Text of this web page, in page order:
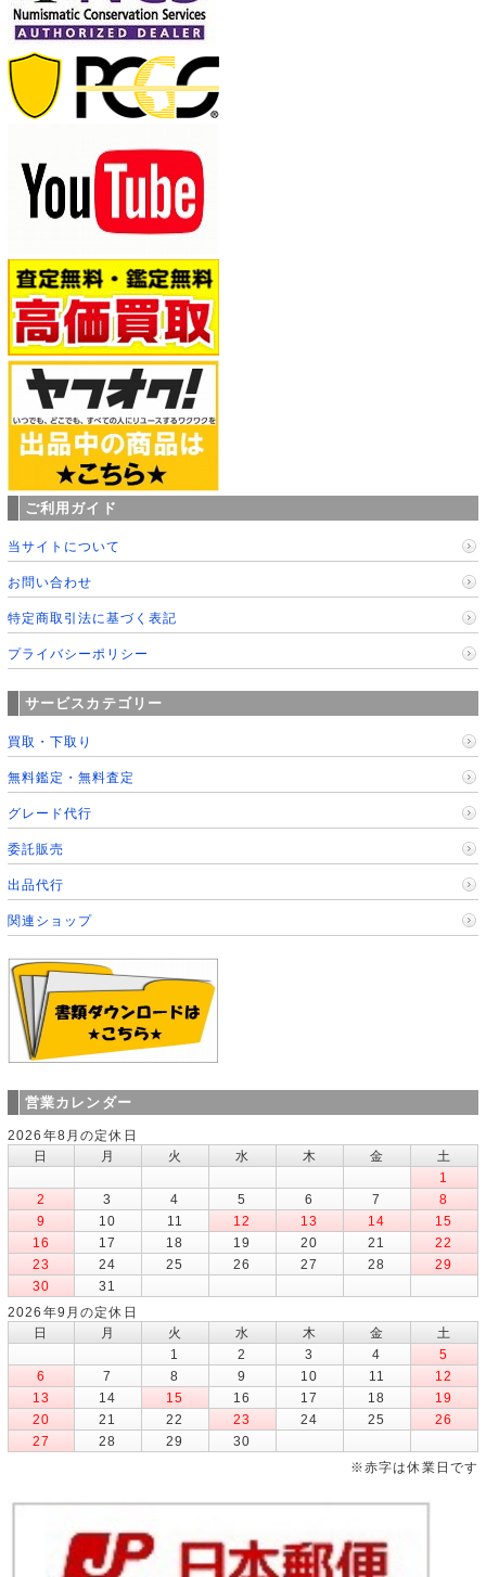
ご利用ガイド
当サイトについて
お問い合わせ
特定商取引法に基づく表記
プライバシーポリシー
サービスカテゴリー
買取・下取り
無料鑑定・無料査定
グレード代行
委託販売
出品代行
関連ショップ
営業カレンダー
2026年8月の定休日
日
月 火 水 木 金
土
1
2
3 4 5 6 7
8
9
10 11 12 13 14
15
16
17 18 19 20 21
22
23
24 25 26 27 28
29
30
31
2026年9月の定休日
日
月 火 水 木 金
土
1
2 3 4
5
6
7 8 9 10 11
12
13
14 15 16 17 18
19
20
21 22 23 24 25
26
27
28 29
30
※赤字は休業日です